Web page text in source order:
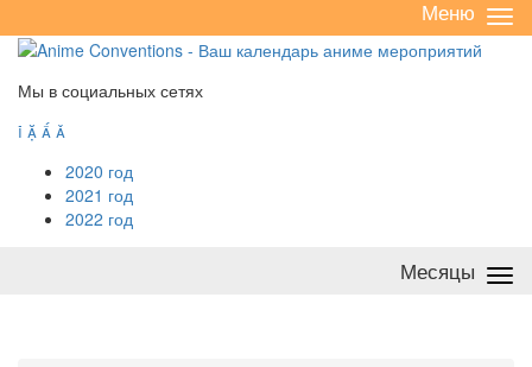
/
Меню
Мы в социальных сетях
   
2020 год
2021 год
2022 год
Месяцы